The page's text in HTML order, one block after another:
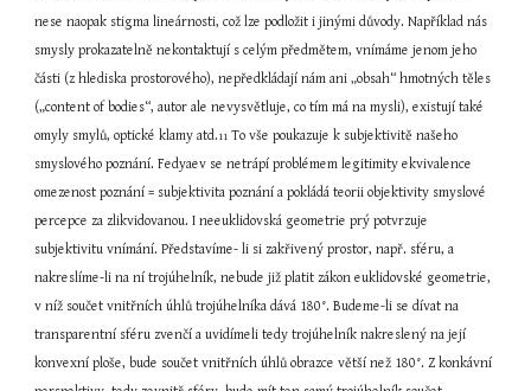
nese naopak stigma lineárnosti, což lze podložit i jinými důvody. Například nás
smysly prokazatelně nekontaktují s celým předmětem, vnímáme jenom jeho
části (z hlediska prostorového), nepředkládají nám ani „obsah“ hmotných těles
(„content of bodies“, autor ale nevysvětluje, co tím má na mysli), existují také
omyly smylů, optické klamy atd.11 To vše poukazuje k subjektivitě našeho
smyslového poznání. Fedyaev se netrápí problémem legitimity ekvivalence
omezenost poznání = subjektivita poznání a pokládá teorii objektivity smyslové
percepce za zlikvidovanou. I neeuklidovská geometrie prý potvrzuje
subjektivitu vnímání. Představíme- li si zakřivený prostor, např. sféru, a
nakreslíme-li na ní trojúhelník, nebude již platit zákon euklidovské geometrie,
v níž součet vnitřních úhlů trojúhelníka dává 180°. Budeme-li se dívat na
transparentní sféru zvenčí a uvidímeli tedy trojúhelník nakreslený na její
konvexní ploše, bude součet vnitřních úhlů obrazce větší než 180°. Z konkávní